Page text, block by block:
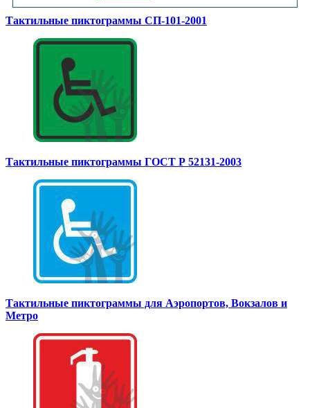
Тактильные пиктограммы СП-101-2001
Тактильные пиктограммы ГОСТ Р 52131-2003
Тактильные пиктограммы для Аэропортов, Вокзалов и
Метро